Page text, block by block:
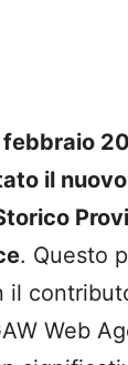
il
. Questo
il
Web